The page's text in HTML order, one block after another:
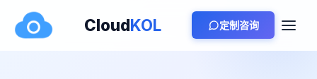
CloudKOL 定制咨询